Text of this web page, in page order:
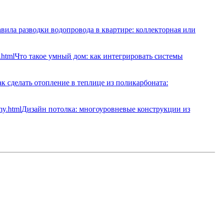
разводки водопровода в квартире: коллекторная или
Что такое умный дом: как интегрировать системы
сделать отопление в теплице из поликарбоната:
Дизайн потолка: многоуровневые конструкции из